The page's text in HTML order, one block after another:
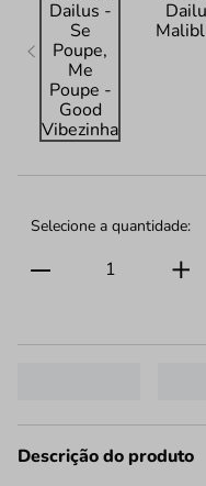
Descrição do produto